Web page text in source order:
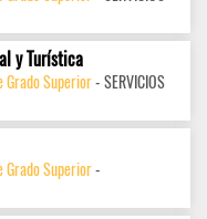
y Turística
Grado Superior- SERVICIOS
Grado Superior-